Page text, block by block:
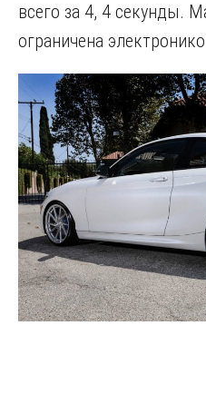
всего за 4, 4 секунды.
ограничена